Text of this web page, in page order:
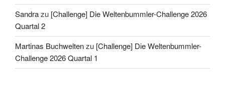
Sandrazu [Challenge] Die Weltenbummler-Challenge 2026
Quartal 2
Martinas Buchweltenzu [Challenge] Die Weltenbummler-
Challenge 2026 Quartal 1